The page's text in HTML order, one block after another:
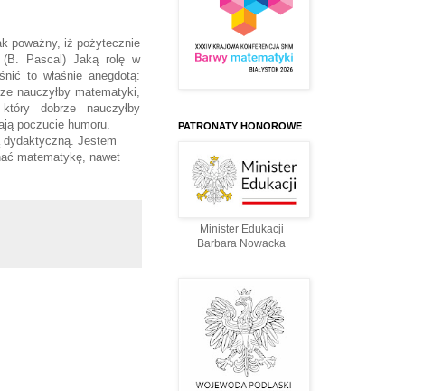
poważny, iż pożytecznie
Pascal) Jaką rolę w
to właśnie anegdotą:
nauczyłby matematyki,
dobrze nauczyłby
poczucie humoru.
Jestem
matematykę, nawet
PATRONATY HONOROWE
Minister Edukacji
Barbara Nowacka